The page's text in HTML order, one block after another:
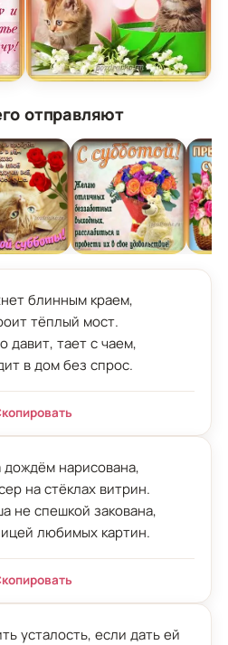
с красивыми
Открытка приятной вам
отправляют
блинным краем,
тёплый мост.
давит, тает с чаем,
в дом без спрос.
дождём нарисована,
на стёклах витрин.
не спешкой закована,
любимых картин.
усталость, если дать ей